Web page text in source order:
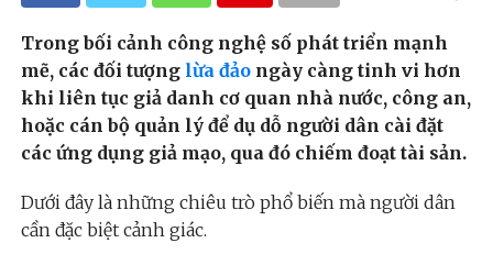
Trong bối cảnh công nghệ số phát triển mạnh
mẽ, các đối tượng lừa đảongày càng tinh vi hơn
khi liên tục giả danh cơ quan nhà nước, công an,
hoặc cán bộ quản lý để dụ dỗ người dân cài đặt
các ứng dụng giả mạo, qua đó chiếm đoạt tài sản.
Dưới đây là những chiêu trò phổ biến mà người dân
cần đặc biệt cảnh giác.